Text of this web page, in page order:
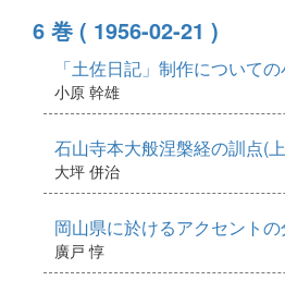
6 巻 ( 1956-02-21 )
「土佐日記」制作について
小原 幹雄
石山寺本大般涅槃経の訓点(
大坪 併治
岡山県に於けるアクセント
廣戸 惇